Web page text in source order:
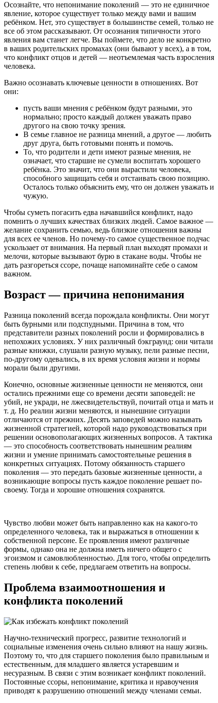
Осознайте, что непонимание поколений — это не единичное
явление, которое существует только между вами и вашим
ребёнком. Нет, это существует в большинстве семей, только не
все об этом рассказывают. От осознания типичности этого
явления вам станет легче. Вы поймете, что дело не конкретно
в ваших родительских промахах (они бывают у всех), а в том,
что конфликт отцов и детей — неотъемлемая часть взросления
человека.
Важно осознавать ключевые ценности в отношениях. Вот
они:
пусть ваши мнения с ребёнком будут разными, это
нормально; просто каждый должен уважать право
другого на свою точку зрения.
В семье главное не разница мнений, а другое — любить
друг друга, быть готовыми понять и помочь.
То, что родители и дети имеют разные мнения, не
означает, что старшие не сумели воспитать хорошего
ребёнка. Это значит, что они вырастили человека,
способного защищать себя и отстаивать свою позицию.
Осталось только объяснить ему, что он должен уважать и
чужую.
Чтобы суметь погасить едва начавшийся конфликт, надо
помнить о лучших качествах близких людей. Самое важное —
желание сохранить семью, ведь близкие отношения важны
для всех ее членов. Но почему-то самое существенное подчас
ускользает от внимания. На первый план выходят промахи и
мелочи, которые вызывают бурю в стакане воды. Чтобы не
дать разгореться ссоре, почаще напоминайте себе о самом
важном.
Возраст — причина непонимания
Разница поколений всегда порождала конфликты. Они могут
быть бурными или подспудными. Причина в том, что
представители разных поколений росли и формировались в
непохожих условиях. У них различный бэкграунд: они читали
разные книжки, слушали разную музыку, пели разные песни,
по-другому одевались, в их время условия жизни и нормы
морали были другими.
Конечно, основные жизненные ценности не меняются, они
остались прежними еще со времени десяти заповедей: не
убий, не укради, не лжесвидетельствуй, почитай отца и мать и
т. д. Но реалии жизни меняются, и нынешние ситуации
отличаются от прежних. Десять заповедей можно называть
жизненной стратегией, которой надо руководствоваться при
решении основополагающих жизненных вопросов. А тактика
— это способность соответствовать нынешним реалиям
жизни и умение принимать самостоятельные решения в
конкретных ситуациях. Потому обязанность старшего
поколения — это передать базовые жизненные ценности, а
возникающие вопросы пусть каждое поколение решает по-
своему. Тогда и хорошие отношения сохранятся.
Чувство любви может быть направленно как на какого-то
определенного человека, так и выражаться в отношении к
собственной персоне. Ее проявления имеют различные
формы, однако она не должна иметь ничего общего с
эгоизмом и самовлюбленностью. Для того, чтобы определить
степень любви к себе, предлагаем ответить на вопросы.
Проблема взаимоотношения и
конфликта поколений
Научно-технический прогресс, развитие технологий и
социальные изменения очень сильно влияют на нашу жизнь.
Поэтому то, что для старшего поколения было правильным и
естественным, для младшего является устаревшим и
несуразным. В связи с этим возникает конфликт поколений.
Постоянные ссоры, непонимание, критика и нравоучения
приводят к разрушению отношений между членами семьи.